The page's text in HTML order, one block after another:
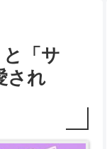
「サ
され